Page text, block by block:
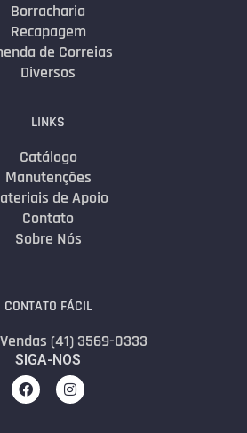
Borracharia
Recapagem
de Correias
Diversos
LINKS
Catálogo
Manutenções
de Apoio
Contato
Sobre Nós
CONTATO FÁCIL
(41) 3569-0333
SIGA-NOS